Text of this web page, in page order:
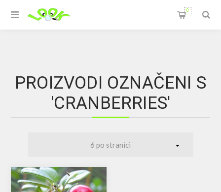
0
PROIZVODI OZNAČENI S
'CRANBERRIES'